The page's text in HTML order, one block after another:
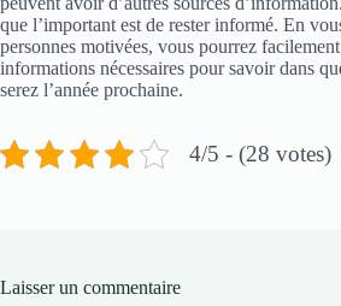
que l’important est de rester informé. En
personnes motivées, vous pourrez
informations nécessaires pour savoir dans
serez l’année prochaine.
4/5 - (28 votes)
Laisser un commentaire